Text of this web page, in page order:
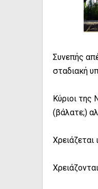
Συνεπής
σταδιακή
Κύριοι της
(βάλατε;)
Χρειάζεται